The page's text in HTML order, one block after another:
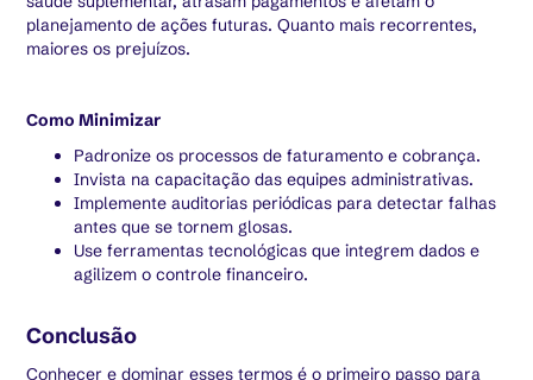
planejamento de ações futuras. Quanto mais recorrentes,
maiores os prejuízos.
Como Minimizar
Padronize os processos de faturamento e cobrança.
Invista na capacitação das equipes administrativas.
Implemente auditorias periódicas para detectar falhas
antes que se tornem glosas.
Use ferramentas tecnológicas que integrem dados e
agilizem o controle financeiro.
Conclusão
Conhecer e dominar esses termos é o primeiro passo para